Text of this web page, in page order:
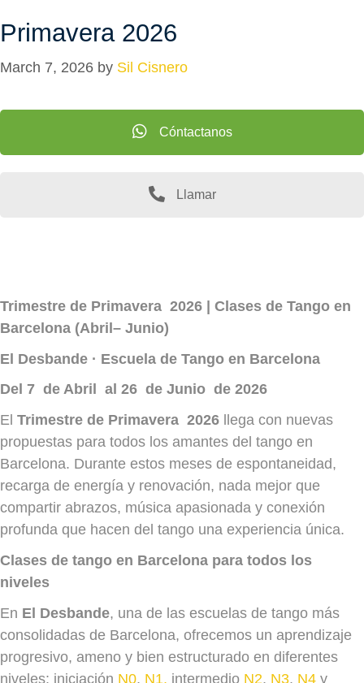
Primavera 2026
March 7, 2026 by Sil Cisnero
Cóntactanos
Llamar
Trimestre de Primavera 2026 | Clases de Tango en
Barcelona (Abril– Junio)
El Desbande · Escuela de Tango en Barcelona
Del 7 de Abril al 26 de Junio de 2026
El Trimestre de Primavera 2026 llega con nuevas
propuestas para todos los amantes del tango en
Barcelona. Durante estos meses de espontaneidad,
recarga de energía y renovación, nada mejor que
compartir abrazos, música apasionada y conexión
profunda que hacen del tango una experiencia única.
Clases de tango en Barcelona para todos los
niveles
En El Desbande, una de las escuelas de tango más
consolidadas de Barcelona, ofrecemos un aprendizaje
progresivo, ameno y bien estructurado en diferentes
niveles: iniciación N0, N1, intermedio N2, N3, N4 y